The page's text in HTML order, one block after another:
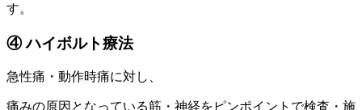
す。
④ ハイボルト療法
急性痛・動作時痛に対し、
痛みの原因となっている筋・神経をピンポイントで検査・施